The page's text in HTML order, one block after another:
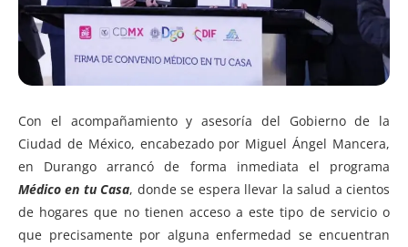
Con el acompañamiento y asesoría del Gobierno de la
Ciudad de México, encabezado por Miguel Ángel Mancera,
en Durango arrancó de forma inmediata el programa
Médico en tu Casa, donde se espera llevar la salud a cientos
de hogares que no tienen acceso a este tipo de servicio o
que precisamente por alguna enfermedad se encuentran